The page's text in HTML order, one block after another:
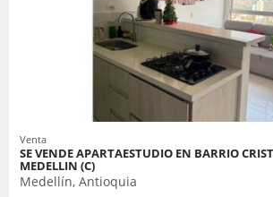
Venta
SE VENDE APARTAESTUDIO EN BARRIO
MEDELLIN (C)
Medellín, Antioquia